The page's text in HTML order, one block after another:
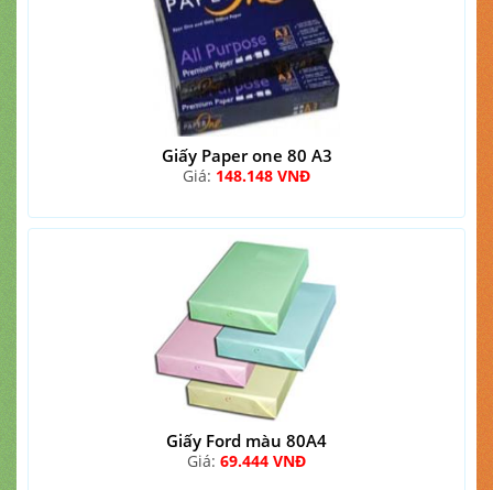
Giấy Paper one 80 A3
Giá: 148.148 VNĐ
Giấy Ford màu 80A4
Giá: 69.444 VNĐ